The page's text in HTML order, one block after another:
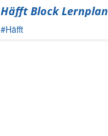
Häfft Block Lernplan
#Häfft